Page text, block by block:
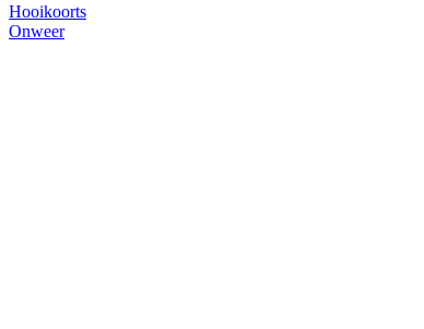
Hooikoorts
Onweer